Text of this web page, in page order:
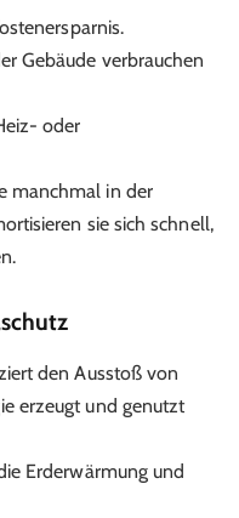
Gebäude verbrauchen
oder
manchmal in der
sie sich schnell,
den Ausstoß von
erzeugt und genutzt
Erderwärmung und